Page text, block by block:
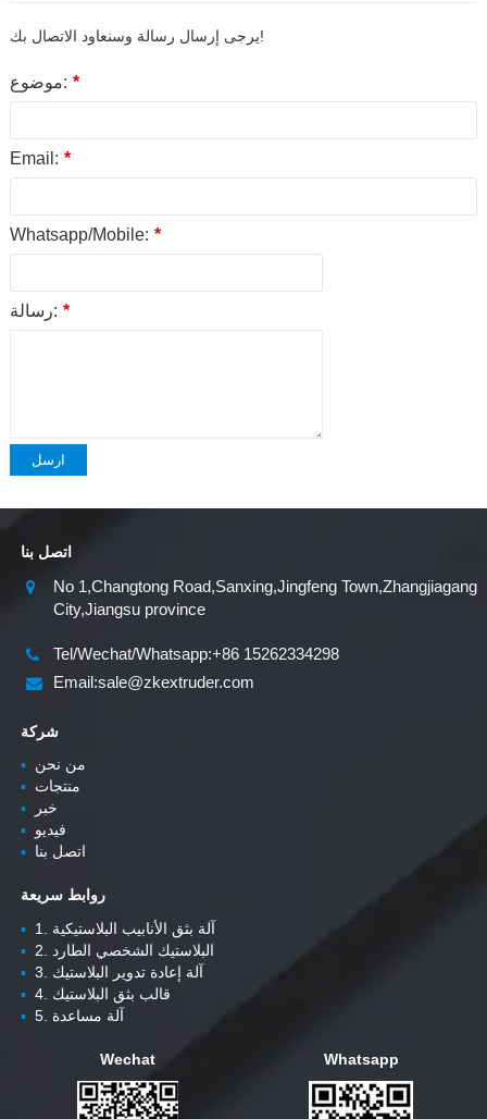
يرجى إرسال رسالة وسنعاود الاتصال بك!
موضوع: *
Email: *
Whatsapp/Mobile: *
رسالة: *
ارسل
اتصل بنا
No 1,Changtong Road,Sanxing,Jingfeng Town,Zhangjiagang
City,Jiangsu province
Tel/Wechat/Whatsapp:+86 15262334298
Email:sale@zkextruder.com
شركة
▪ من نحن
▪ منتجات
▪
خبر
▪ فيديو
▪ اتصل بنا
روابط سريعة
▪
1. آلة بثق الأنابيب البلاستيكية
▪
2. البلاستيك الشخصي الطارد
▪
3. آلة إعادة تدوير البلاستيك
▪
4. قالب بثق البلاستيك
▪
5. آلة مساعدة
Wechat Whatsapp